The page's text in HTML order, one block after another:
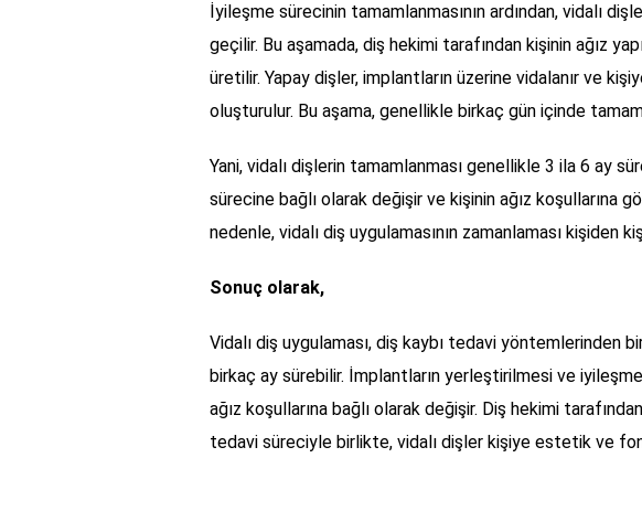
İyileşme sürecinin tamamlanmasının ardından, vidalı
geçilir. Bu aşamada, diş hekimi tarafından kişinin ağız
üretilir. Yapay dişler, implantların üzerine vidalanır ve
oluşturulur. Bu aşama, genellikle birkaç gün içinde
Yani, vidalı dişlerin tamamlanması genellikle 3 ila 6 ay
sürecine bağlı olarak değişir ve kişinin ağız koşullarına
nedenle, vidalı diş uygulamasının zamanlaması kişiden
Sonuç olarak,
Vidalı diş uygulaması, diş kaybı tedavi yöntemlerinden
birkaç ay sürebilir. İmplantların yerleştirilmesi ve
ağız koşullarına bağlı olarak değişir. Diş hekimi
tedavi süreciyle birlikte, vidalı dişler kişiye estetik ve